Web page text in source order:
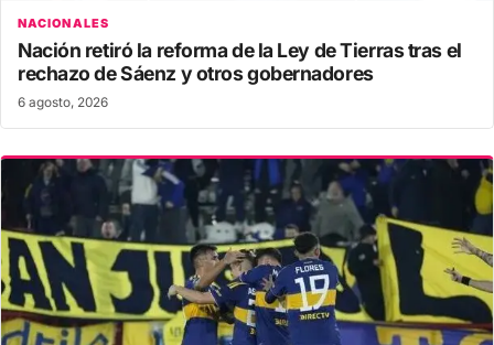
NACIONALES
Nación retiró la reforma de la Ley de Tierras tras el
rechazo de Sáenz y otros gobernadores
6 agosto, 2026